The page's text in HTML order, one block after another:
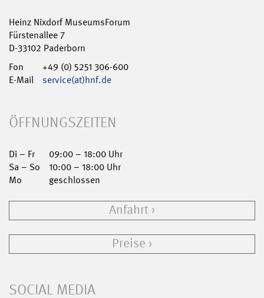
Heinz Nixdorf MuseumsForum
Fürstenallee 7
D-33102 Paderborn
Fon
+49 (0) 5251 306-600
E-Mail
service(at)hnf.de
ÖFFNUNGSZEITEN
Di – Fr
09:00 – 18:00 Uhr
Sa – So
10:00 – 18:00 Uhr
Mo
geschlossen
Anfahrt
Preise
SOCIAL MEDIA